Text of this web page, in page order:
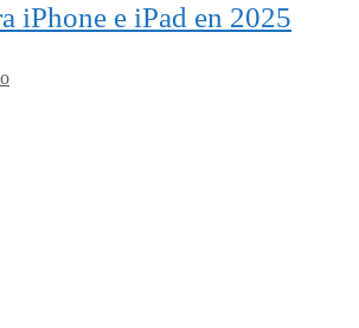
iPhone e iPad en 2025